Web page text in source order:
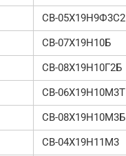
СВ-05Х19Н9Ф3С2
СВ-07Х19Н10Б
СВ-08Х19Н10Г2Б
СВ-06Х19Н10М3Т
СВ-08Х19Н10М3Б
СВ-04Х19Н11М3